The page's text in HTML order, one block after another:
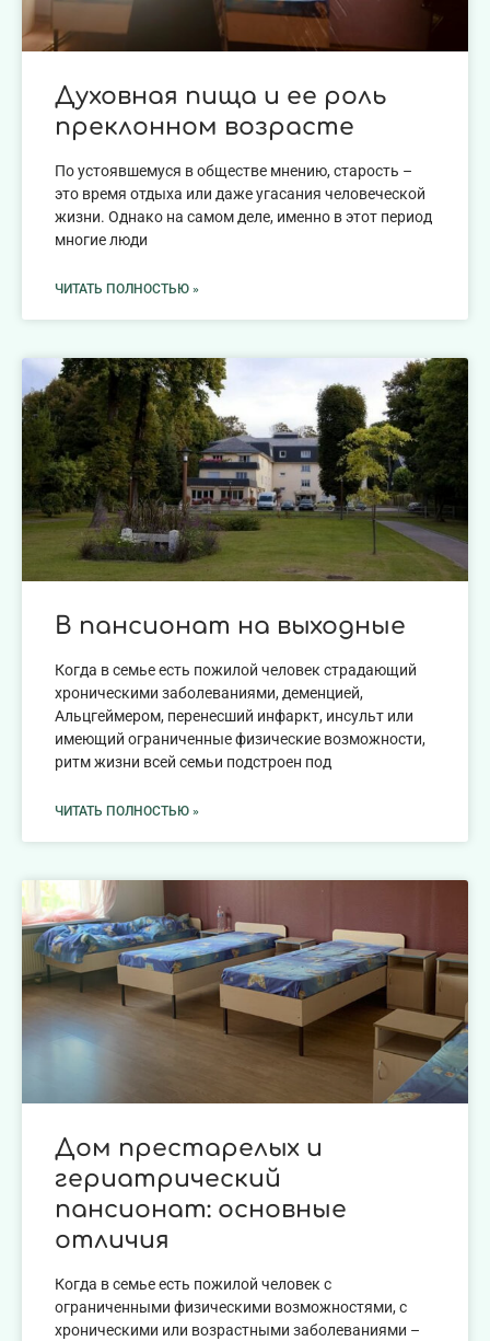
Духовная пища и ее роль
преклонном возрасте
По устоявшемуся в обществе мнению, старость –
это время отдыха или даже угасания человеческой
жизни. Однако на самом деле, именно в этот период
многие люди
ЧИТАТЬ ПОЛНОСТЬЮ »
В пансионат на выходные
Когда в семье есть пожилой человек страдающий
хроническими заболеваниями, деменцией,
Альцгеймером, перенесший инфаркт, инсульт или
имеющий ограниченные физические возможности,
ритм жизни всей семьи подстроен под
ЧИТАТЬ ПОЛНОСТЬЮ »
Дом престарелых и
гериатрический
пансионат: основные
отличия
Когда в семье есть пожилой человек с
ограниченными физическими возможностями, с
хроническими или возрастными заболеваниями –